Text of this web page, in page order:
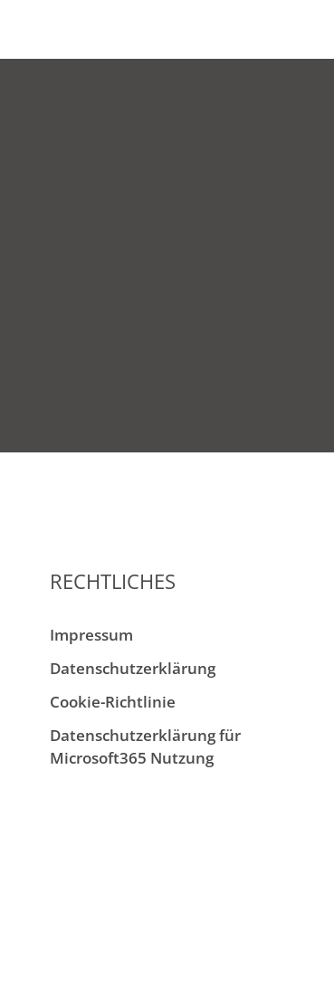
RECHTLICHES
Impressum
Datenschutzerklärung
Cookie-Richtlinie
Datenschutzerklärung für
Microsoft365 Nutzung